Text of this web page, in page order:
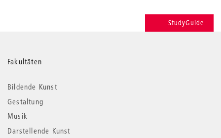
StudyGuide
Weitere
Informationen
Fakultäten
Bildende Kunst
Gestaltung
Musik
Darstellende Kunst